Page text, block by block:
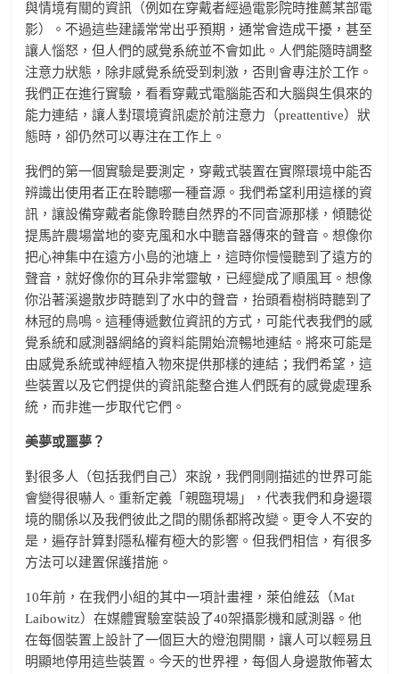
與情境有關的資訊（例如在穿戴者經過電影院時推薦某部電
影）。不過這些建議常常出乎預期，通常會造成干擾，甚至
讓人惱怒，但人們的感覺系統並不會如此。人們能隨時調整
注意力狀態，除非感覺系統受到刺激，否則會專注於工作。
我們正在進行實驗，看看穿戴式電腦能否和大腦與生俱來的
能力連結，讓人對環境資訊處於前注意力（preattentive）狀
態時，卻仍然可以專注在工作上。
我們的第一個實驗是要測定，穿戴式裝置在實際環境中能否
辨識出使用者正在聆聽哪一種音源。我們希望利用這樣的資
訊，讓設備穿戴者能像聆聽自然界的不同音源那樣，傾聽從
提馬許農場當地的麥克風和水中聽音器傳來的聲音。想像你
把心神集中在遠方小島的池塘上，這時你慢慢聽到了遠方的
聲音，就好像你的耳朵非常靈敏，已經變成了順風耳。想像
你沿著溪邊散步時聽到了水中的聲音，抬頭看樹梢時聽到了
林冠的鳥鳴。這種傳遞數位資訊的方式，可能代表我們的感
覺系統和感測器網絡的資料能開始流暢地連結。將來可能是
由感覺系統或神經植入物來提供那樣的連結；我們希望，這
些裝置以及它們提供的資訊能整合進人們既有的感覺處理系
統，而非進一步取代它們。
美夢或噩夢？
對很多人（包括我們自己）來說，我們剛剛描述的世界可能
會變得很嚇人。重新定義「親臨現場」，代表我們和身邊環
境的關係以及我們彼此之間的關係都將改變。更令人不安的
是，遍存計算對隱私權有極大的影響。但我們相信，有很多
方法可以建置保護措施。
10年前，在我們小組的其中一項計畫裡，萊伯維茲（Mat
Laibowitz）在媒體實驗室裝設了40架攝影機和感測器。他
在每個裝置上設計了一個巨大的燈泡開關，讓人可以輕易且
明顯地停用這些裝置。今天的世界裡，每個人身邊散佈著太